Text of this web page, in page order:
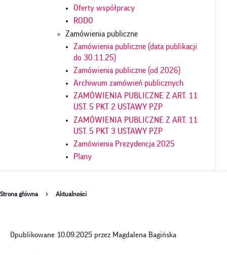
Oferty współpracy
RODO
Zamówienia publiczne
Zamówienia publiczne (data publikacji
do 30.11.25)
Zamówienia publiczne (od 2026)
Archiwum zamówień publicznych
ZAMÓWIENIA PUBLICZNE Z ART. 11
UST. 5 PKT 2 USTAWY PZP
ZAMÓWIENIA PUBLICZNE Z ART. 11
UST. 5 PKT 3 USTAWY PZP
Zamówienia Prezydencja 2025
Plany
Ścieżka
Strona główna Aktualności
Opublikowane 10.09.2025 przez Magdalena Bagińska